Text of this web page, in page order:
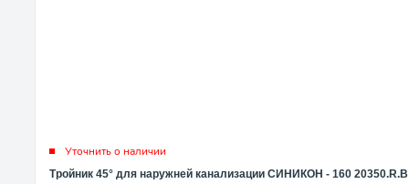
Уточнить о наличии
Тройник 45° для наружней канализации СИНИКОН - 160 20350.R.B